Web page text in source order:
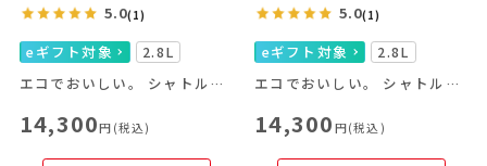
5.0(1)
eギフト対象
2.8L
エコでおいしい。 シャトルシェフはこれからの調理器具です。
14,300円(税込)
5.0(1)
eギフト対象
2.8L
エコでおいしい。 シャトルシェフはこれからの調理器具です。
14,300 円(税込)